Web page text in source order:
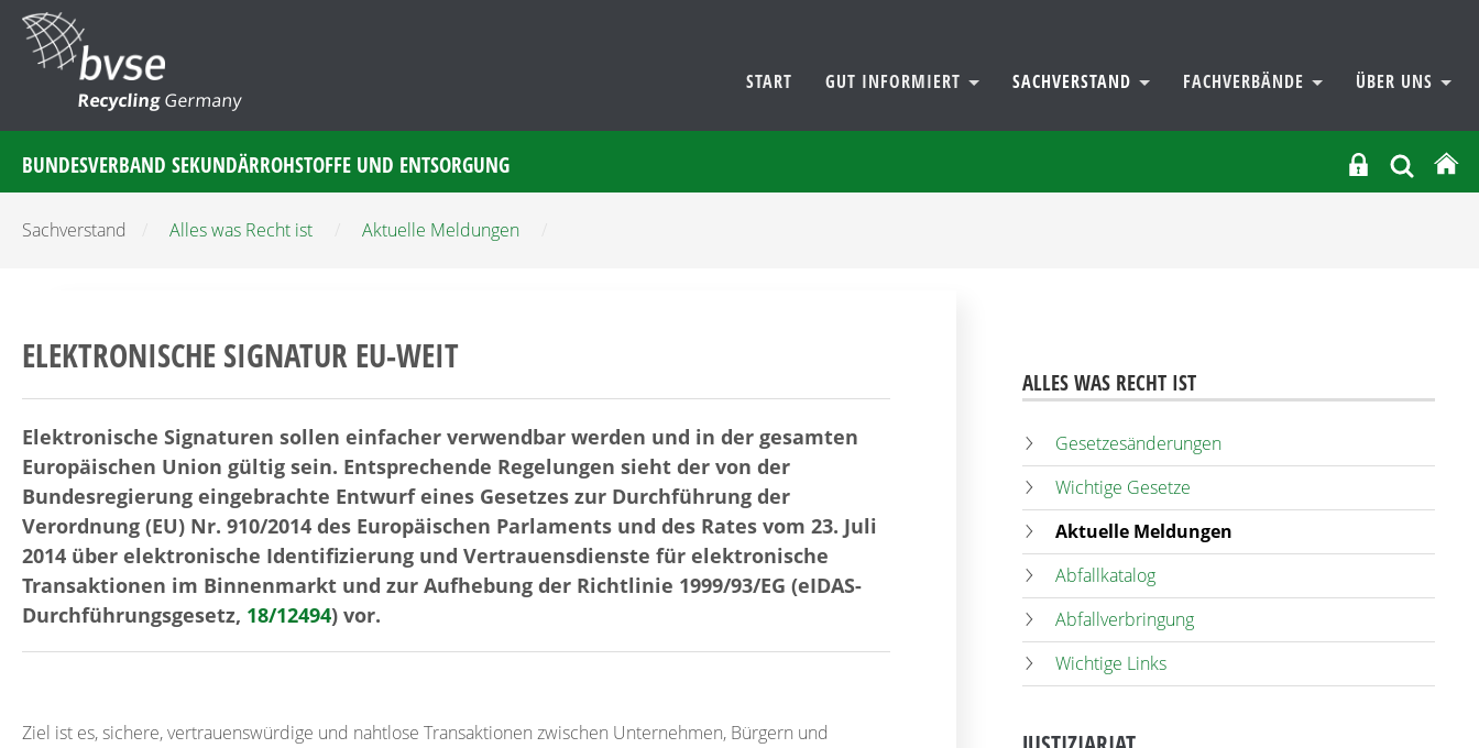
RecyclingGermany
START GUT INFORMIERT SACHVERSTAND FACHVERBÄNDE ÜBER UNS
BUNDESVERBAND SEKUNDÄRROHSTOFFE UND ENTSORGUNG
Sachverstand Alles was Recht ist Aktuelle Meldungen
ELEKTRONISCHE SIGNATUR EU-WEIT
Elektronische Signaturen sollen einfacher verwendbar werden und in der gesamten
Europäischen Union gültig sein. Entsprechende Regelungen sieht der von der
Bundesregierung eingebrachte Entwurf eines Gesetzes zur Durchführung der
Verordnung (EU) Nr. 910/2014 des Europäischen Parlaments und des Rates vom 23. Juli
2014 über elektronische Identifizierung und Vertrauensdienste für elektronische
Transaktionen im Binnenmarkt und zur Aufhebung der Richtlinie 1999/93/EG (eIDAS-
Durchführungsgesetz, 18/12494) vor.
Ziel ist es, sichere, vertrauenswürdige und nahtlose Transaktionen zwischen Unternehmen, Bürgern und
ALLES WAS RECHT IST
Gesetzesänderungen
Wichtige Gesetze
Aktuelle Meldungen
Abfallkatalog
Abfallverbringung
Wichtige Links